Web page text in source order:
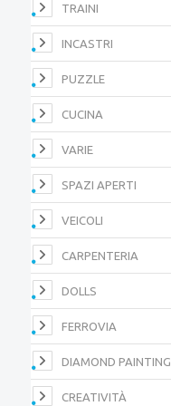
TRAINI
INCASTRI
PUZZLE
CUCINA
VARIE
SPAZI APERTI
VEICOLI
CARPENTERIA
DOLLS
FERROVIA
DIAMOND PAINTING
CREATIVITÀ